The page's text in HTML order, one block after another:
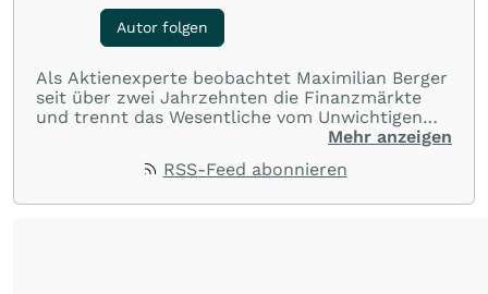
Autor folgen
Als Aktienexperte beobachtet Maximilian Berger
seit über zwei Jahrzehnten die Finanzmärkte
und trennt das Wesentliche vom Unwichtigen
und liefert wöchentlich klare, unabhängige
und Renditen liefern.
Mehr anzeigen
RSS-Feed abonnieren